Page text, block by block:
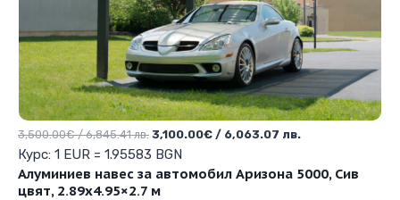
Алуминиев навес за автомобил Аризона 5000, Сив
цвят, 2.89х4.95×2.7 м
3,500.00€/ 6,845.41 лв. Original
price
was:
3,500.00€
3,100.00€ / 6,063.07 лв.
е:
Курс: 1 EUR = 1.95583 BGN